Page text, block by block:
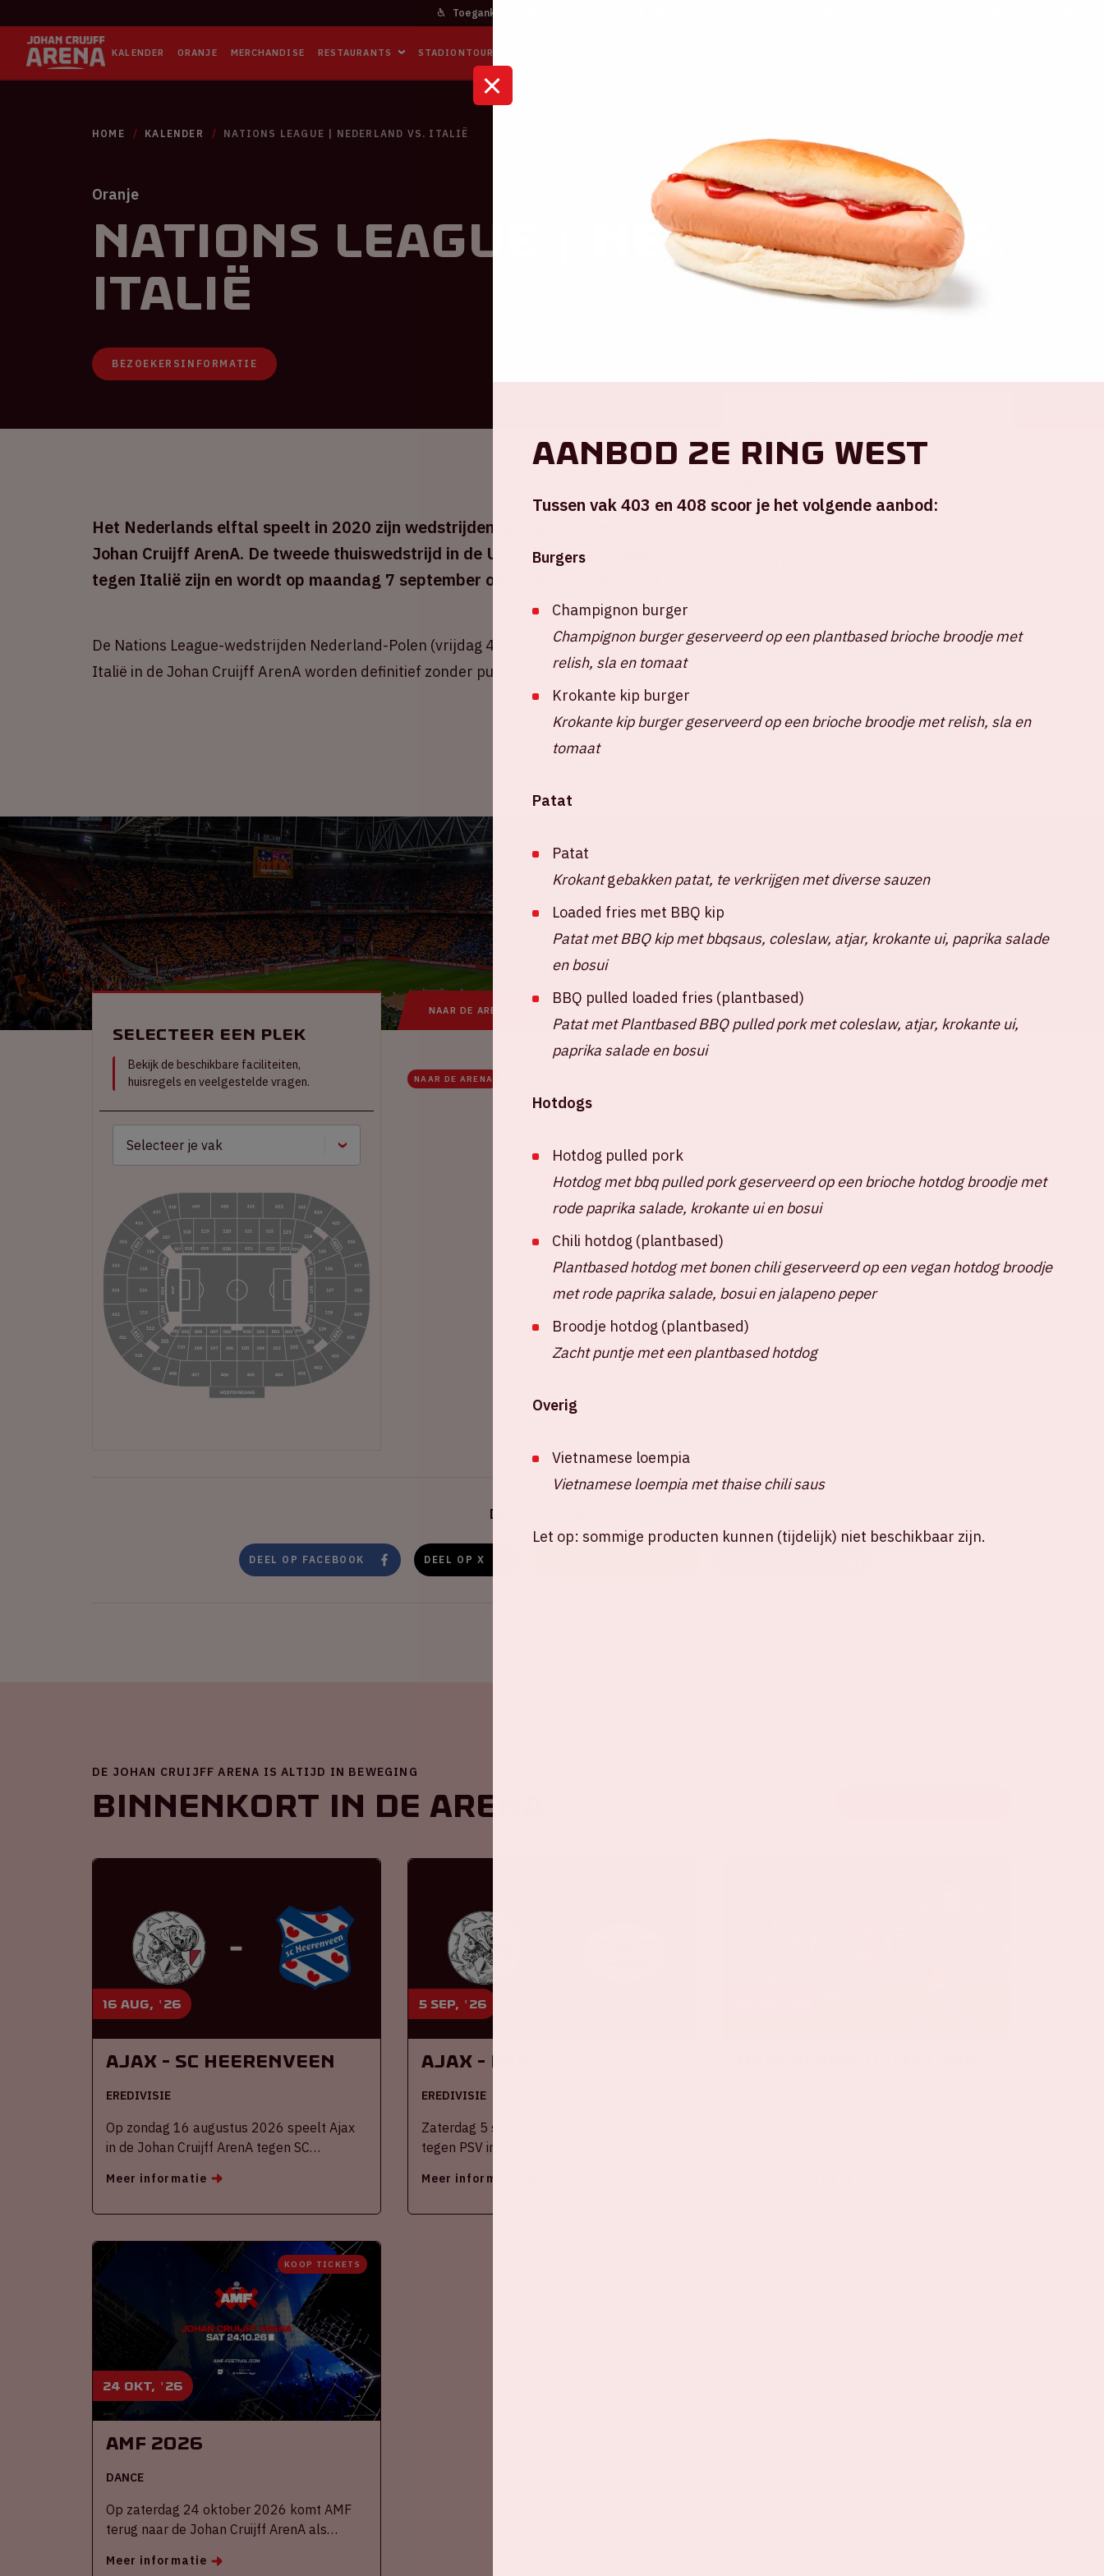
Toegankelijkheid
KALENDER ORANJE MERCHANDISE RESTAURANTS STADIONTOURS
HOME KALENDER NATIONS LEAGUE | NEDERLAND VS. ITALIË
Oranje
Nations League | Nederland VS.
Italië
BEZOEKERSINFORMATIE
Het Nederlands elftal speelt in 2020 zijn wedstrijden op eigen bodem in de
Johan Cruijff ArenA. De tweede thuiswedstrijd in de UEFA Nations League zal
tegen Italië zijn en wordt op maandag 7 september om 20.45 uur gespeeld.
De Nations League-wedstrijden Nederland-Polen (vrijdag 4 september) en Nederland-
Italië in de Johan Cruijff ArenA worden definitief zonder publiek gespeeld.Lees verder
NAAR DE ARENA
NAAR DE ARENA
Selecteer een plek
Bekijk de beschikbare faciliteiten,
huisregels en veelgestelde vragen.
Deel dit evenement
DEEL OP FACEBOOK DEEL OP X
DE JOHAN CRUIJFF ARENA IS ALTIJD IN BEWEGING
Binnenkort in de ArenA
16 aug, '26
Ajax - SC Heerenveen
EREDIVISIE
Op zondag 16 augustus 2026 speelt Ajax
in de Johan Cruijff ArenA tegen SC
Meer informatie
5 sep, '26
Ajax - PSV
EREDIVISIE
Zaterdag 5 september 2026 speelt Ajax
tegen PSV in de Johan Cruijff ArenA.
Meer informatie
24 okt, '26
KOOP TICKETS
AMF 2026
DANCE
Op zaterdag 24 oktober 2026 komt AMF
terug naar de Johan Cruijff ArenA als
Meer informatie
Aanbod 2e ring West
Tussen vak 403 en 408 scoor je het volgende aanbod:
Burgers
Champignon burger
Champignon burger geserveerd op een plantbased brioche broodje met
relish, sla en tomaat
Krokante kip burger
Krokante kip burger geserveerd op een brioche broodje met relish, sla en
tomaat
Patat
Patat
Krokantgebakken patat, te verkrijgen met diverse sauzen
Loaded fries met BBQ kip
Patat met BBQ kip met bbqsaus, coleslaw, atjar, krokante ui, paprika salade
en bosui
BBQ pulled loaded fries (plantbased)
Patat met Plantbased BBQ pulled pork met coleslaw, atjar, krokante ui,
paprika salade en bosui
Hotdogs
Hotdog pulled pork
Hotdog met bbq pulled pork geserveerd op een brioche hotdog broodje met
rode paprika salade, krokante ui en bosui
Chili hotdog (plantbased)
Plantbased hotdog met bonen chili geserveerd op een vegan hotdog broodje
met rode paprika salade, bosui en jalapeno peper
Broodje hotdog (plantbased)
Zacht puntje met een plantbased hotdog
Overig
Vietnamese loempia
Vietnamese loempia met thaise chili saus
Let op: sommige producten kunnen (tijdelijk) niet beschikbaar zijn.